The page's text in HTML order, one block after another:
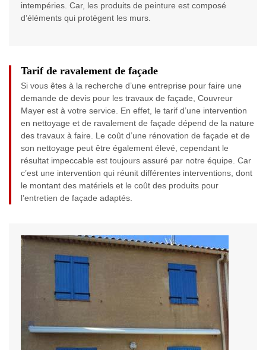
intempéries. Car, les produits de peinture est composé
d’éléments qui protègent les murs.
Tarif de ravalement de façade
Si vous êtes à la recherche d’une entreprise pour faire une
demande de devis pour les travaux de façade, Couvreur
Mayer est à votre service. En effet, le tarif d’une intervention
en nettoyage et de ravalement de façade dépend de la nature
des travaux à faire. Le coût d’une rénovation de façade et de
son nettoyage peut être également élevé, cependant le
résultat impeccable est toujours assuré par notre équipe. Car
c’est une intervention qui réunit différentes interventions, dont
le montant des matériels et le coût des produits pour
l’entretien de façade adaptés.